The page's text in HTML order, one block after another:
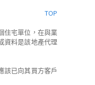
TOP
住宅單位，在與業
資料是該地產代理
該已向其買方客戶